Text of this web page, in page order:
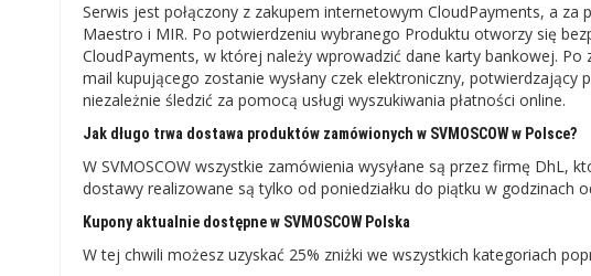
Serwis jest połączony z zakupem internetowym CloudPayments, a
Maestro i MIR. Po potwierdzeniu wybranego Produktu otworzy się
CloudPayments, w której należy wprowadzić dane karty bankowej.
mail kupującego zostanie wysłany czek elektroniczny, potwierdzający
niezależnie śledzić za pomocą usługi wyszukiwania płatności online.
Jak długo trwa dostawa produktów zamówionych w SVMOSCOW w Polsce?
W SVMOSCOW wszystkie zamówienia wysyłane są przez firmę DhL,
dostawy realizowane są tylko od poniedziałku do piątku w godzinach
Kupony aktualnie dostępne w SVMOSCOW Polska
W tej chwili możesz uzyskać 25% zniżki we wszystkich kategoriach